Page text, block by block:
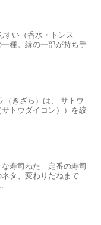
すい（呑水・トンス
種。縁の一部が持ち手
（きざら）は、 サトウ
トウダイコン））を絞
寿司ねた 定番の寿司
ネタ、変わりだねまで